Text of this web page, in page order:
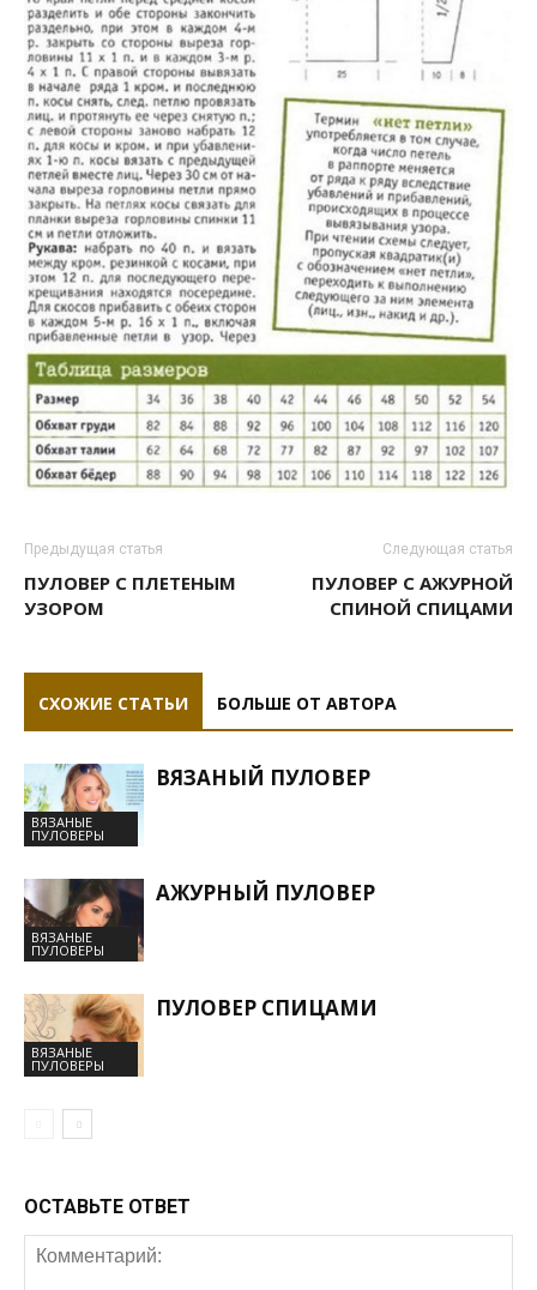
Предыдущая статья
ПУЛОВЕР С ПЛЕТЕНЫМ
УЗОРОМ
Следующая статья
ПУЛОВЕР С АЖУРНОЙ
СПИНОЙ СПИЦАМИ
СХОЖИЕ СТАТЬИ БОЛЬШЕ ОТ АВТОРА
ВЯЗАНЫЕ
ПУЛОВЕРЫ
ВЯЗАНЫЙ ПУЛОВЕР
ВЯЗАНЫЕ
ПУЛОВЕРЫ
АЖУРНЫЙ ПУЛОВЕР
ВЯЗАНЫЕ
ПУЛОВЕРЫ
ПУЛОВЕР СПИЦАМИ
ОСТАВЬТЕ ОТВЕТ